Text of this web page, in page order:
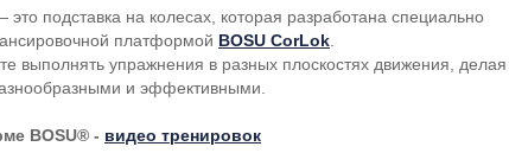
подставка на колесах, которая разработана специально
платформой BOSU CorLok
упражнения в разных плоскостях движения, делая
и эффективными.
BOSU® - видео тренировок